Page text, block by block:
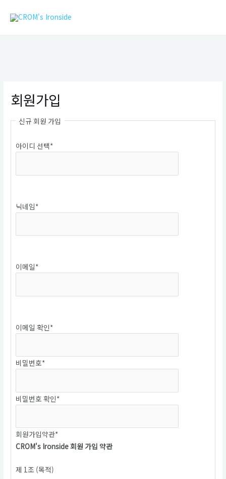
회원가입
신규 회원 가입
아이디 선택*
닉네임*
이메일*
이메일 확인*
비밀번호*
비밀번호 확인*
회원가입약관*
CROM's Ironside 회원 가입 약관
제 1조 (목적)